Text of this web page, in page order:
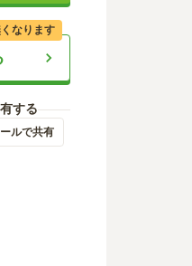
なります
する
ールで共有